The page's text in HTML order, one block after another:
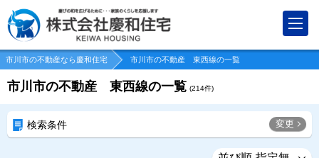
市川市の不動産なら慶和住宅 市川市の不動産 東西線の一覧
市川市の不動産 東西線の一覧 (214件)
検索条件 変更